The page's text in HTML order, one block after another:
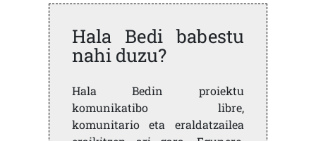
Hala Bedi babestu
nahi duzu?
Hala Bedin proiektu
komunikatibo libre,
komunitario eta eraldatzailea